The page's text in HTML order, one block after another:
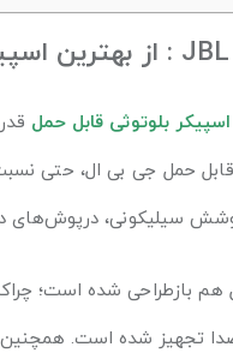
اسپیکر بلوتوثی قابل حمل
قابل حمل جی بی ال، حتی
سیلیکونی، درپوش‌های
بازطراحی شده است؛